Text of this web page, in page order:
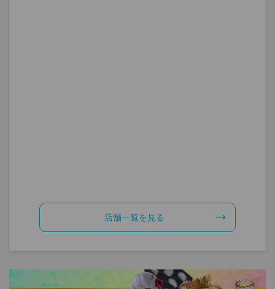
店舗一覧を見る